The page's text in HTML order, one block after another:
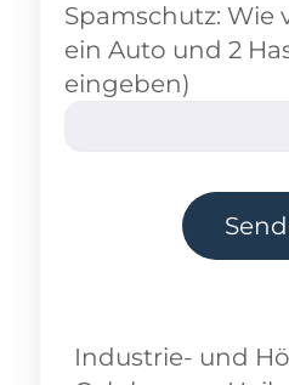
Spamschutz: Wie
ein Auto und 2
eingeben)
Industrie- und